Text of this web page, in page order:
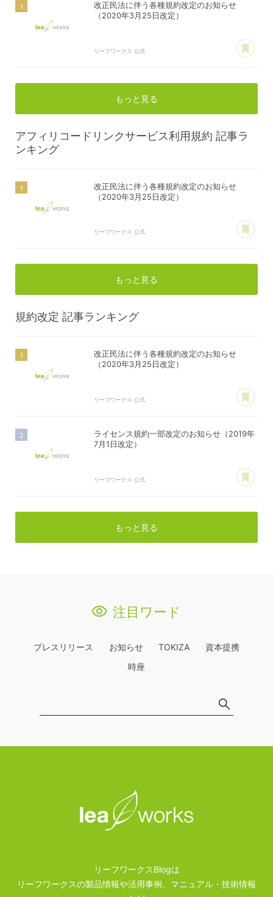
改正民法に伴う各種規約改定のお知らせ
（2020年3月25日改定）
リーフワークス 公式
もっと見る
アフィリコードリンクサービス利用規約 記事ラ
ンキング
改正民法に伴う各種規約改定のお知らせ
（2020年3月25日改定）
リーフワークス 公式
もっと見る
規約改定 記事ランキング
改正民法に伴う各種規約改定のお知らせ
（2020年3月25日改定）
リーフワークス 公式
ライセンス規約一部改定のお知らせ（2019年
7月1日改定）
リーフワークス 公式
もっと見る
注目ワード
プレスリリース お知らせ TOKIZA
資本提携
時座
リーフワークスBlogは
リーフワークスの製品情報や活用事例、マニュアル・技術情報